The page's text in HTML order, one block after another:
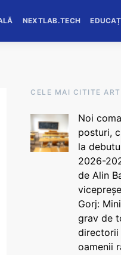
NEXTLAB.TECH
CELE MAI CITITE
Noi
posturi,
la
2026-
de Alin
Gorj:
grav de
directorii
oamenii